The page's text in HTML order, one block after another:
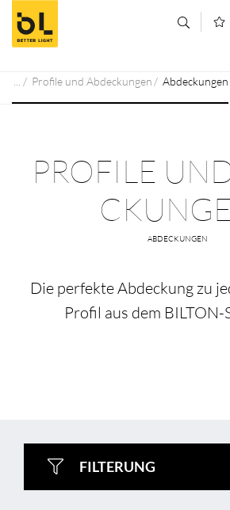
Zum Inhalt springen (Alt+0)
Zum Hauptmenü springen (Alt+1)
Profile und Abdeckungen Abdeckungen
PROFILE
ABDECKUNGEN
Die perfekte Abdeckung zu
Profil aus dem
FILTERUNG